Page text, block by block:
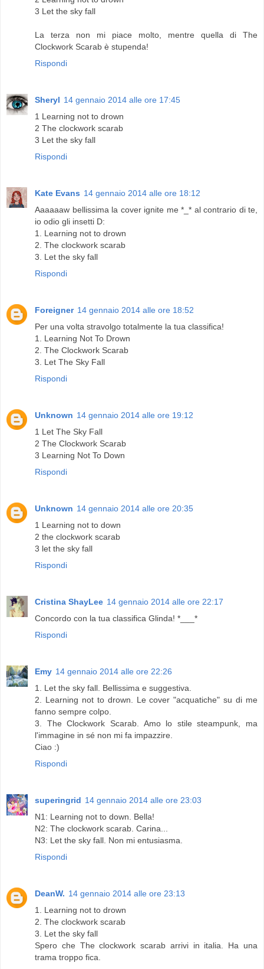
3 Let the sky fall
La terza non mi piace molto, mentre quella di The
Clockwork Scarab è stupenda!
Rispondi
Sheryl 14 gennaio 2014 alle ore 17:45
1 Learning not to drown
2 The clockwork scarab
3 Let the sky fall
Rispondi
Kate Evans 14 gennaio 2014 alle ore 18:12
Aaaaaaw bellissima la cover ignite me *_* al contrario di te,
io odio gli insetti D:
1. Learning not to drown
2. The clockwork scarab
3. Let the sky fall
Rispondi
Foreigner 14 gennaio 2014 alle ore 18:52
Per una volta stravolgo totalmente la tua classifica!
1. Learning Not To Drown
2. The Clockwork Scarab
3. Let The Sky Fall
Rispondi
Unknown 14 gennaio 2014 alle ore 19:12
1 Let The Sky Fall
2 The Clockwork Scarab
3 Learning Not To Down
Rispondi
Unknown 14 gennaio 2014 alle ore 20:35
1 Learning not to down
2 the clockwork scarab
3 let the sky fall
Rispondi
Cristina ShayLee 14 gennaio 2014 alle ore 22:17
Concordo con la tua classifica Glinda! *___*
Rispondi
Emy 14 gennaio 2014 alle ore 22:26
1. Let the sky fall. Bellissima e suggestiva.
2. Learning not to drown. Le cover "acquatiche" su di me
fanno sempre colpo.
3. The Clockwork Scarab. Amo lo stile steampunk, ma
l'immagine in sé non mi fa impazzire.
Ciao :)
Rispondi
superingrid 14 gennaio 2014 alle ore 23:03
N1: Learning not to down. Bella!
N2: The clockwork scarab. Carina...
N3: Let the sky fall. Non mi entusiasma.
Rispondi
DeanW. 14 gennaio 2014 alle ore 23:13
1. Learning not to drown
2. The clockwork scarab
3. Let the sky fall
Spero che The clockwork scarab arrivi in italia. Ha una
trama troppo fica.